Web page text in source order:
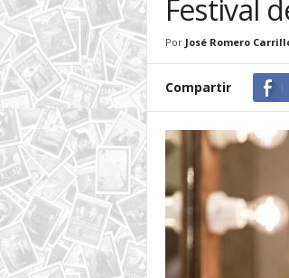
Festival
Por José Romero
Compartir